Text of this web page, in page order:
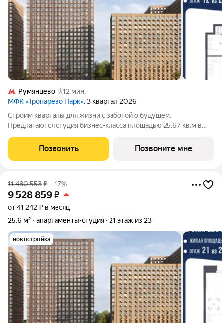
Румянцево
12 мин.
МФК «Тропарево Парк», 3 квартал 2026
Строим кварталы для жизни с заботой о будущем.
Предлагаются студия бизнес-класса площадью 25.67 кв.м в
комплексе "Тропарево Парк".Проект строится полностью с
отделкой, которая включает ламинат, обои
Позвонить Позвоните мне
11 480 553₽ –17%
9 528 859₽
от 41 242 ₽ в месяц
25,6 м²
апартаменты-студия 21 этаж из 23
новостройка